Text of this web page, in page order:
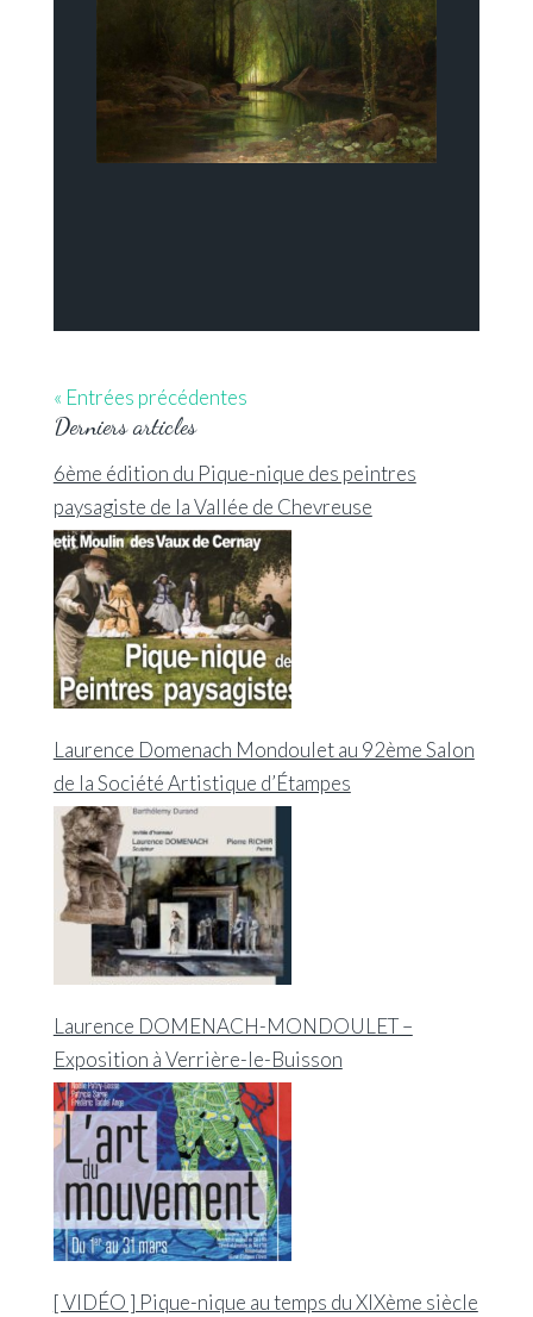
« Entrées précédentes
Derniers articles
6ème édition du Pique-nique des peintres
paysagiste de la Vallée de Chevreuse
Laurence Domenach Mondoulet au 92ème Salon
de la Société Artistique d’Étampes
Laurence DOMENACH-MONDOULET –
Exposition à Verrière-le-Buisson
[ VIDÉO ] Pique-nique au temps du XIXème siècle